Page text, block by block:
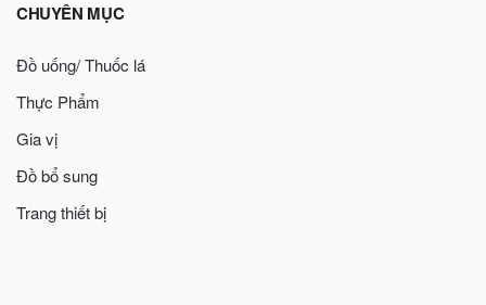
CHUYÊN MỤC
Đồ uống/ Thuốc lá
Thực Phẩm
Gia vị
Đồ bổ sung
Trang thiết bị